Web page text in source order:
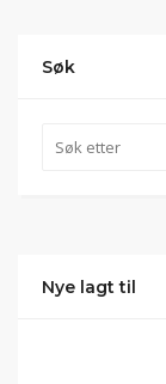
Søk
Nye lagt til